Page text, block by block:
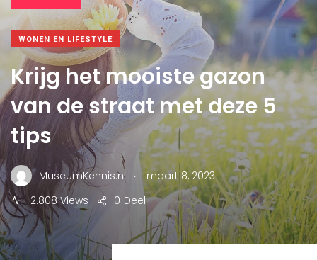
WONEN EN LIFESTYLE
Krijg het mooiste gazon
van de straat met deze 5
tips
MuseumKennis.nl .
maart 8, 2023
2.808 Views
Deel
0